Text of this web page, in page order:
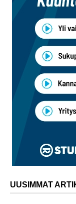
UUSIMMAT